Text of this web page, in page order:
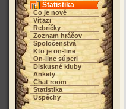
Štatistika
Čo je nové
Víťazi
Rebríčky
Zoznam hráčov
Spoločenstvá
Kto je on-line
On-line súperi
Diskusné kluby
Ankety
Chat room
Štatistika
Úspěchy